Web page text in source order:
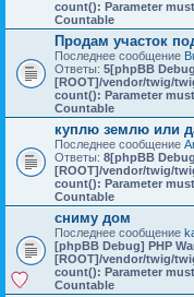
count(): Parameter
Countable
Продам участок
Последнее сообщение
Ответы: 5[phpBB
[ROOT]/vendor/twig/
count(): Parameter
Countable
куплю землю или
Последнее сообщение
Ответы: 8[phpBB
[ROOT]/vendor/twig/
count(): Parameter
Countable
сниму дом
Последнее сообщение
[phpBB Debug] PHP
[ROOT]/vendor/twig/
count(): Parameter
Countable